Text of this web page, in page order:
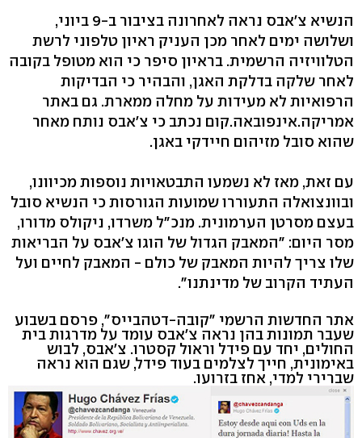
הנשיא צ'אבס נראה לאחרונה בציבור ב-9 ביוני,
ושלושה ימים לאחר מכן העניק ראיון טלפוני לרשת
הטלוויזיה הרשמית. בראיון סיפר כי הוא מטופל בקובה
לאחר שלקה בדלקת האגן, והבהיר כי הבדיקות
הרפואיות לא מעידות על מחלה ממארת. גם באתר
אמריקה.אינפובאה.קום נכתב כי צ'אבס נותח מאחר
שהוא סובל מזיהום חיידקי באגן.
עם זאת, מאז לא נשמעו התבטאויות נוספות מכיוונו,
ובוונצואלה התעוררו שמועות הגורסות כי הנשיא סובל
בעצם מסרטן הערמונית. מנכ"ל משרדו, ניקולס מדורו,
מסר היום: "המאבק הגדול של הוגו צ'אבס על הבריאות
שלו צריך להיות המאבק של כולם - המאבק לחיים ועל
העתיד הקרוב של מדינתנו".
אתר החדשות הרשמי "קובה-דטהבייס", פרסם בשבוע
שעבר תמונות בהן נראה צ'אבס עומד על מדרגות בית
החולים, יחד עם פידל וראול קסטרו. צ'אבס, לבוש
באימונית, חייך לצלמים בעוד פידל, שגם הוא נראה
שברירי למדי, אחז בזרועו.